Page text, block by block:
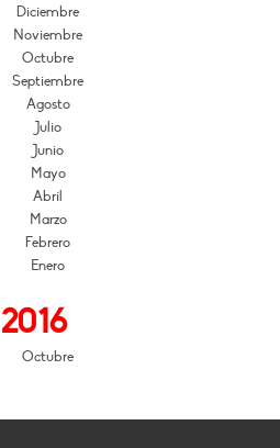
Diciembre
Noviembre
Octubre
Septiembre
Agosto
Julio
Junio
Mayo
Abril
Marzo
Febrero
Enero
2016
Octubre